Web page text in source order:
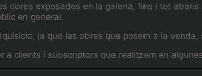
obres exposades en la galeria, fins i tot
en general.
ja que les obres que posem a la
clients i subscriptors que realitzem en